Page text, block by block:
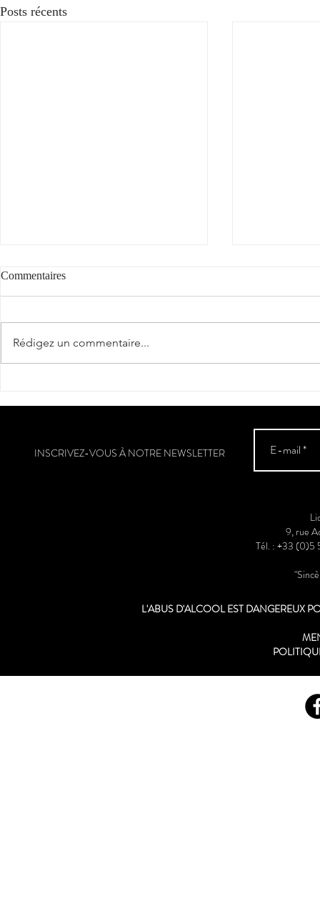
Posts récents
"Cantèra"
Commentaires
Rédigez un commentaire...
INSCRIVEZ-VOUS À NOTRE NEWSLETTER
9, rue
Tél. : +33
L'ABUS D'ALCOOL EST DANGEREUX